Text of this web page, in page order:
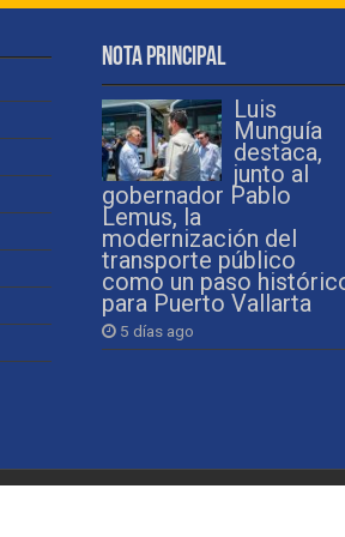
Nota Principal
Luis
Munguía
destaca,
junto al
gobernador Pablo
Lemus, la
modernización del
transporte público
como un paso
para Puerto Vallarta
5 días ago